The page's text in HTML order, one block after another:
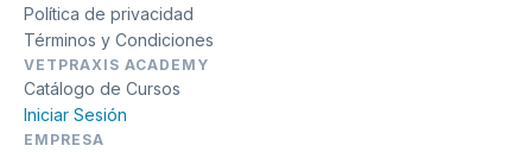
Política de privacidad
Términos y Condiciones
VETPRAXIS ACADEMY
Catálogo de Cursos
Iniciar Sesión
EMPRESA